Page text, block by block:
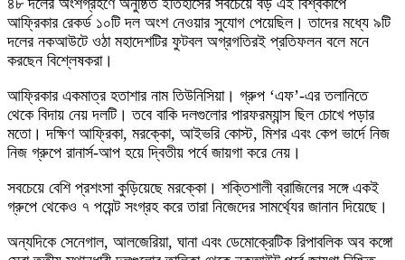
৪৮ দলের অংশগ্রহণে অনুষ্ঠিত ইতিহাসের সবচেয়ে বড় এই বিশ্বকাপে
আফ্রিকার রেকর্ড ১০টি দল অংশ নেওয়ার সুযোগ পেয়েছিল। তাদের মধ্যে ৯টি
দলের নকআউটে ওঠা মহাদেশটির ফুটবল অগ্রগতিরই প্রতিফলন বলে মনে
করছেন বিশ্লেষকরা।
আফ্রিকার একমাত্র হতাশার নাম তিউনিসিয়া। গ্রুপ ‘এফ’-এর তলানিতে
থেকে বিদায় নেয় দলটি। তবে বাকি দলগুলোর পারফরম্যান্স ছিল চোখে পড়ার
মতো। দক্ষিণ আফ্রিকা, মরক্কো, আইভরি কোস্ট, মিশর এবং কেপ ভার্দে নিজ
নিজ গ্রুপে রানার্স-আপ হয়ে দ্বিতীয় পর্বে জায়গা করে নেয়।
সবচেয়ে বেশি প্রশংসা কুড়িয়েছে মরক্কো। শক্তিশালী ব্রাজিলের সঙ্গে একই
গ্রুপে থেকেও ৭ পয়েন্ট সংগ্রহ করে তারা নিজেদের সামর্থ্যের জানান দিয়েছে।
অন্যদিকে সেনেগাল, আলজেরিয়া, ঘানা এবং ডেমোক্রেটিক রিপাবলিক অব কঙ্গো